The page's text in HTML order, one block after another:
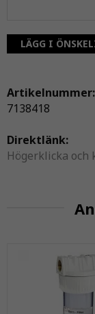
LÄGG I
Artikelnummer:
7138418
Direktlänk:
Högerklicka och